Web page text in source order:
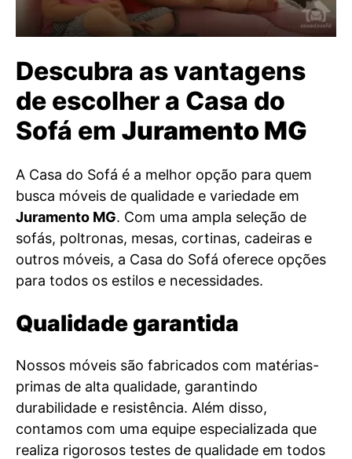
Descubra as vantagens
de escolher a Casa do
Sofá em Juramento MG
A Casa do Sofá é a melhor opção para quem
busca móveis de qualidade e variedade em
Juramento MG. Com uma ampla seleção de
sofás, poltronas, mesas, cortinas, cadeiras e
outros móveis, a Casa do Sofá oferece opções
para todos os estilos e necessidades.
Qualidade garantida
Nossos móveis são fabricados com matérias-
primas de alta qualidade, garantindo
durabilidade e resistência. Além disso,
contamos com uma equipe especializada que
realiza rigorosos testes de qualidade em todos